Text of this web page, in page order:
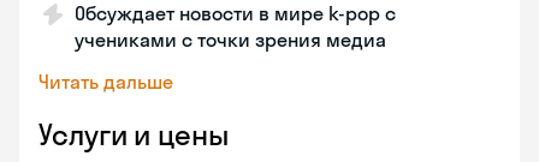
Обсуждает новости в мире k-pop с
учениками с точки зрения медиа
Читать дальше
Услуги и цены